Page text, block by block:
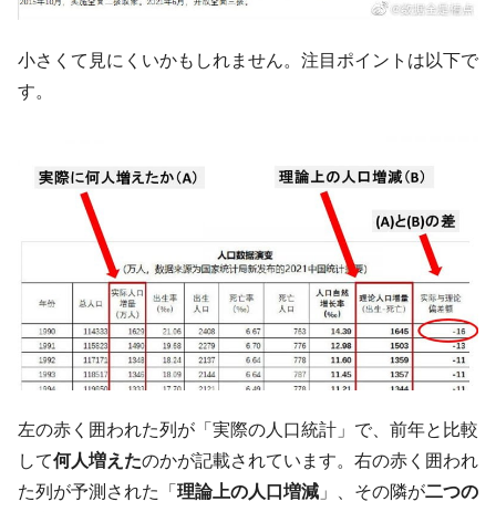
国の過剰生産が世界を蝕む。
『Money1』
ン』1人当たり賠償10万ウォンを認定 ⇒ 総額3兆7,000億
『Money1』 韓国で猛暑。南東部では干ばつ
『Money1』
韓国型イージス搭載の次世代駆逐艦
「KDDX」1番艦、2032年竣工と公示
『Money1』
【対日本円】ウォン安が急進！ 日米の協調
に韓国がいっちょがみしたのでは。
『Money1』
韓国政府『BYD』車への補助金を全廃 ⇒ 実
は韓国で『BYD』車は売れている。6カ月で対前年同期比
1.9倍！
『Money1』
在韓米国大使スティールが着韓！⇒ さっそ
く空港に詰めかけ「出て行け！」「極右勢力」のプラカー
ドを掲げる「在韓反米勢力」
小さくて見にくいかもしれません。注目ポイントは以下で
す。
左の赤く囲われた列が「実際の人口統計」で、前年と比較
して何人増えたのかが記載されています。右の赤く囲われ
た列が予測された「 理論上の人口増減 」、その隣が二つの